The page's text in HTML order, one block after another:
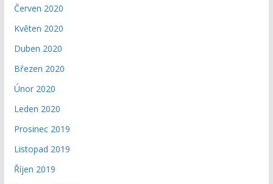
Červen 2020
Květen 2020
Duben 2020
Březen 2020
Únor 2020
Leden 2020
Prosinec 2019
Listopad 2019
Říjen 2019